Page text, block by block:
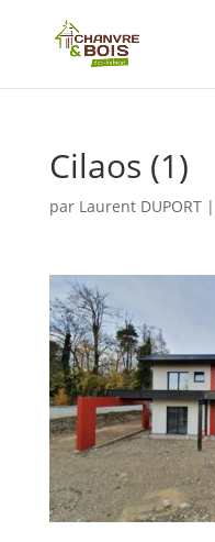
Cilaos (1)
par Laurent DUPORT|